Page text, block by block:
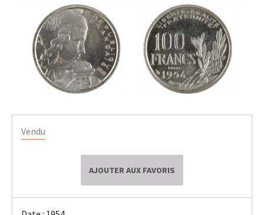
Vendu
AJOUTER AUX FAVORIS